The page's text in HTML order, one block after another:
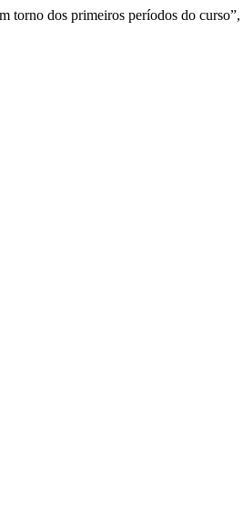
torno dos primeiros períodos do curso”,